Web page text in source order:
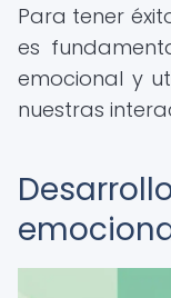
Para tener
es
emocional y
nuestras